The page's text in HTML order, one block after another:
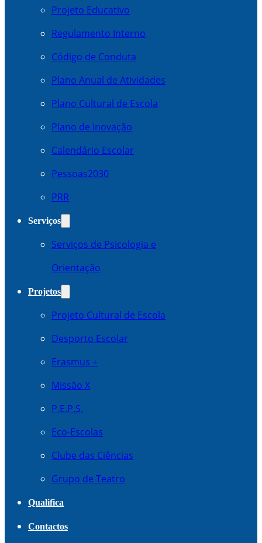
Projeto Educativo
Regulamento Interno
Código de Conduta
Plano Anual de Atividades
Plano Cultural de Escola
Plano de Inovação
Calendário Escolar
Pessoas2030
PRR
Serviços
Serviços de Psicologia e
Orientação
Projetos
Projeto Cultural de Escola
Desporto Escolar
Erasmus +
Missão X
P.E.P.S.
Eco-Escolas
Clube das Ciências
Grupo de Teatro
Qualifica
Contactos